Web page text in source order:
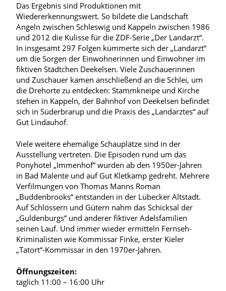
Das Ergebnis sind Produktionen mit
Wiedererkennungswert. So bildete die Landschaft
Angeln zwischen Schleswig und Kappeln zwischen 1986
und 2012 die Kulisse für die ZDF-Serie „Der Landarzt“.
In insgesamt 297 Folgen kümmerte sich der „Landarzt“
um die Sorgen der Einwohnerinnen und Einwohner im
fiktiven Städtchen Deekelsen. Viele Zuschauerinnen
und Zuschauer kamen anschließend an die Schlei, um
die Drehorte zu entdecken: Stammkneipe und Kirche
stehen in Kappeln, der Bahnhof von Deekelsen befindet
sich in Süderbrarup und die Praxis des „Landarztes“ auf
Gut Lindauhof.
Viele weitere ehemalige Schauplätze sind in der
Ausstellung vertreten. Die Episoden rund um das
Ponyhotel „Immenhof“ wurden ab den 1950er-Jahren
in Bad Malente und auf Gut Kletkamp gedreht. Mehrere
Verfilmungen von Thomas Manns Roman
„Buddenbrooks“ entstanden in der Lübecker Altstadt.
Auf Schlössern und Gütern nahm das Schicksal der
„Guldenburgs“ und anderer fiktiver Adelsfamilien
seinen Lauf. Und immer wieder ermitteln Fernseh-
Kriminalisten wie Kommissar Finke, erster Kieler
„Tatort“-Kommissar in den 1970er-Jahren.
Öffnungszeiten:
täglich 11:00 – 16:00 Uhr